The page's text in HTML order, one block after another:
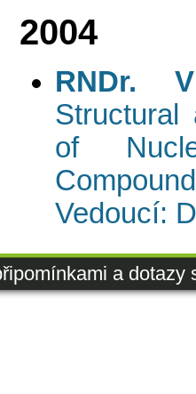
2004
RNDr.
Structural
of
Vedoucí:
a dotazy